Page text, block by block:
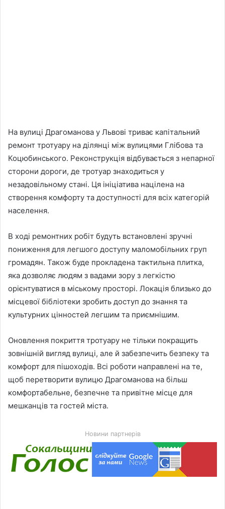
На вулиці Драгоманова у Львові триває капітальний
ремонт тротуару на ділянці між вулицями Глібова та
Коцюбинського. Реконструкція відбувається з непарної
сторони дороги, де тротуар знаходиться у
незадовільному стані. Ця ініціатива націлена на
створення комфорту та доступності для всіх категорій
населення.
В ході ремонтних робіт будуть встановлені зручні
пониження для легшого доступу маломобільних груп
громадян. Також буде прокладена тактильна плитка,
яка дозволяє людям з вадами зору з легкістю
орієнтуватися в міському просторі. Локація близько до
місцевої бібліотеки зробить доступ до знання та
культурних цінностей легшим та приємнішим.
Оновлення покриття тротуару не тільки покращить
зовнішній вигляд вулиці, але й забезпечить безпеку та
комфорт для пішоходів. Всі роботи направлені на те,
щоб перетворити вулицю Драгоманова на більш
комфортабельне, безпечне та привітне місце для
мешканців та гостей міста.
Новини партнерів